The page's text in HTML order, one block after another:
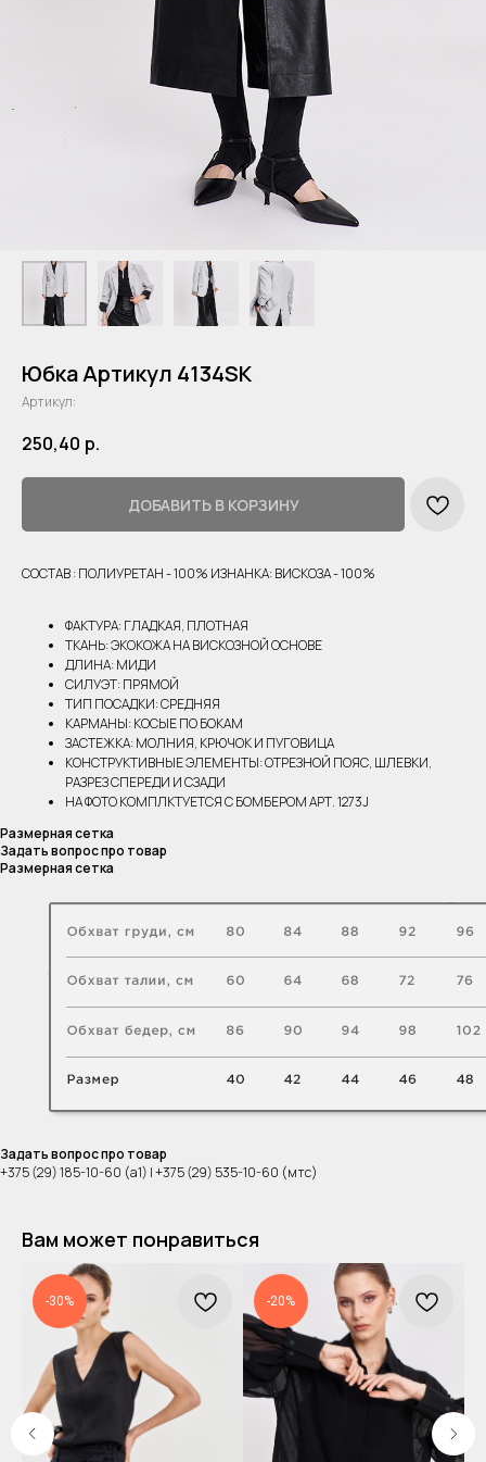
Юбка Артикул 4134SK
Артикул:
250,40 р.
ДОБАВИТЬ В КОРЗИНУ
СОСТАВ : ПОЛИУРЕТАН - 100% ИЗНАНКА: ВИСКОЗА - 100%
ФАКТУРА: ГЛАДКАЯ, ПЛОТНАЯ
ТКАНЬ: ЭКОКОЖА НА ВИСКОЗНОЙ ОСНОВЕ
ДЛИНА: МИДИ
СИЛУЭТ: ПРЯМОЙ
ТИП ПОСАДКИ: СРЕДНЯЯ
КАРМАНЫ: КОСЫЕ ПО БОКАМ
ЗАСТЕЖКА: МОЛНИЯ, КРЮЧОК И ПУГОВИЦА
КОНСТРУКТИВНЫЕ ЭЛЕМЕНТЫ: ОТРЕЗНОЙ ПОЯС, ШЛЕВКИ,
РАЗРЕЗ СПЕРЕДИ И СЗАДИ
НА ФОТО КОМПЛКТУЕТСЯ С БОМБЕРОМ АРТ. 1273J
Размерная сетка
Задать вопрос про товар
Размерная сетка
Задать вопрос про товар
+375 (29) 185-10-60 (а1) | +375 (29) 535-10-60 (мтс)
Вам может понравиться
-30% -20%